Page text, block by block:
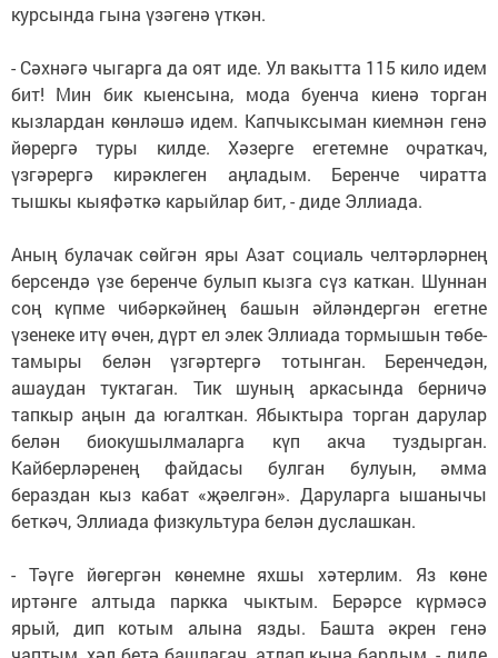
курсында гына үзәгенә үткән.
- Сәхнәгә чыгарга да оят иде. Ул вакытта 115 кило идем
бит! Мин бик кыенсына, мода буенча киенә торган
кызлардан көнләшә идем. Капчыксыман киемнән генә
йөрергә туры килде. Хәзерге егетемне очраткач,
үзгәрергә кирәклеген аңладым. Беренче чиратта
тышкы кыяфәткә карыйлар бит, - диде Эллиада.
Аның булачак сөйгән яры Азат социаль челтәрләрнең
берсендә үзе беренче булып кызга сүз каткан. Шуннан
соң күпме чибәркәйнең башын әйләндергән егетне
үзенеке итү өчен, дүрт ел элек Эллиада тормышын төбе-
тамыры белән үзгәртергә тотынган. Беренчедән,
ашаудан туктаган. Тик шуның аркасында берничә
тапкыр аңын да югалткан. Ябыктыра торган дарулар
белән биокушылмаларга күп акча туздырган.
Кайберләренең файдасы булган булуын, әмма
бераздан кыз кабат «җәелгән». Даруларга ышанычы
беткәч, Эллиада физкультура белән дуслашкан.
- Тәүге йөгергән көнемне яхшы хәтерлим. Яз көне
иртәнге алтыда паркка чыктым. Берәрсе күрмәсә
ярый, дип котым алына язды. Башта әкрен генә